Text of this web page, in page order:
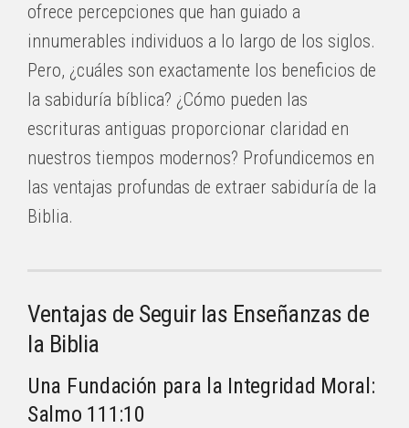
ofrece percepciones que han guiado a
innumerables individuos a lo largo de los siglos.
Pero, ¿cuáles son exactamente los beneficios de
la sabiduría bíblica? ¿Cómo pueden las
escrituras antiguas proporcionar claridad en
nuestros tiempos modernos? Profundicemos en
las ventajas profundas de extraer sabiduría de la
Biblia.
Ventajas de Seguir las Enseñanzas de
la Biblia
Una Fundación para la Integridad Moral:
Salmo 111:10